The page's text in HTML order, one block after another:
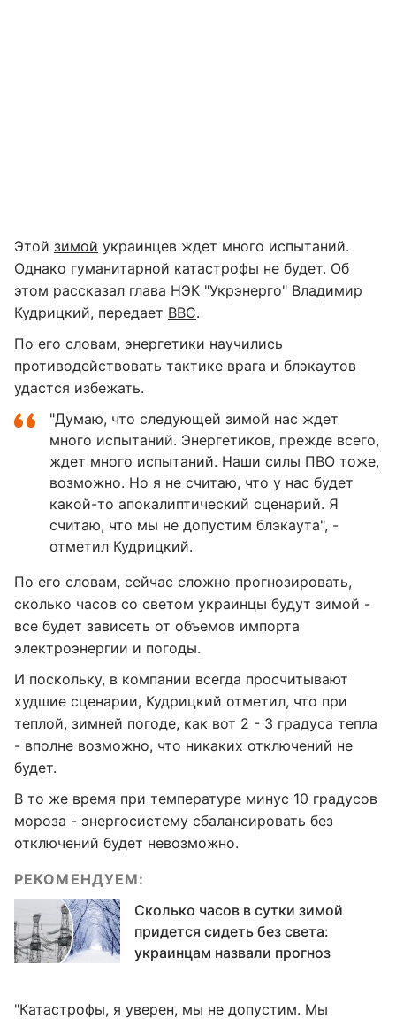
Этой зимой украинцев ждет много испытаний.
Однако гуманитарной катастрофы не будет. Об
этом рассказал глава НЭК "Укрэнерго" Владимир
Кудрицкий, передает BBC.
По его словам, энергетики научились
противодействовать тактике врага и блэкаутов
удастся избежать.
"Думаю, что следующей зимой нас ждет
много испытаний. Энергетиков, прежде всего,
ждет много испытаний. Наши силы ПВО тоже,
возможно. Но я не считаю, что у нас будет
какой-то апокалиптический сценарий. Я
считаю, что мы не допустим блэкаута", -
отметил Кудрицкий.
По его словам, сейчас сложно прогнозировать,
сколько часов со светом украинцы будут зимой -
все будет зависеть от объемов импорта
электроэнергии и погоды.
И поскольку, в компании всегда просчитывают
худшие сценарии, Кудрицкий отметил, что при
теплой, зимней погоде, как вот 2 - 3 градуса тепла
- вполне возможно, что никаких отключений не
будет.
В то же время при температуре минус 10 градусов
мороза - энергосистему сбалансировать без
отключений будет невозможно.
РЕКОМЕНДУЕМ:
Сколько часов в сутки зимой
придется сидеть без света:
украинцам назвали прогноз
"Катастрофы, я уверен, мы не допустим. Мы